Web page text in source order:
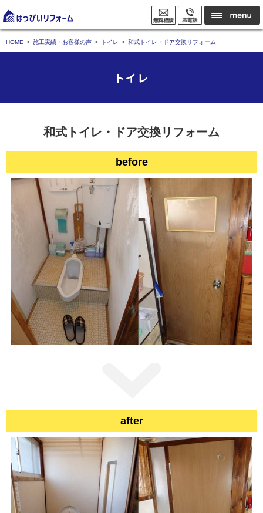
HOME 施工実績・お客様の声 トイレ 和式トイレ・ドア交換リフォーム
トイレ
和式トイレ・ドア交換リフォーム
before
after